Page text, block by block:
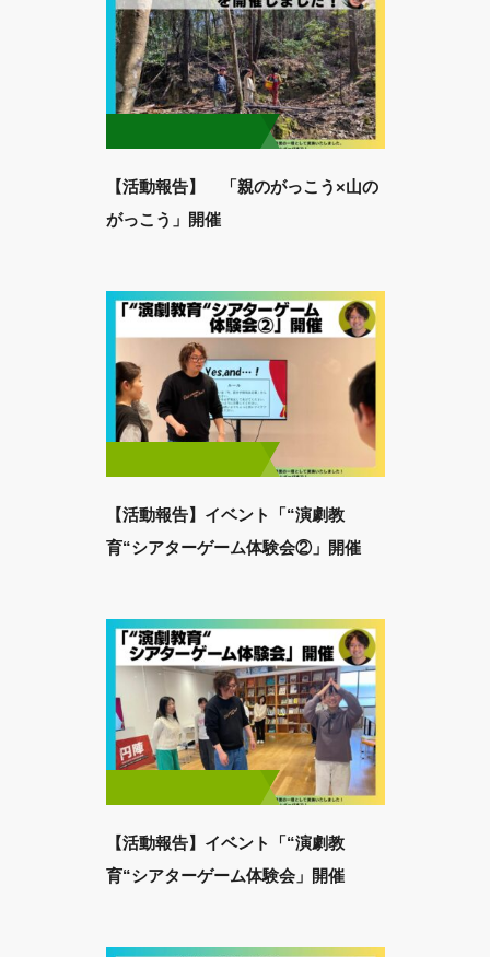
【活動報告】 「親のがっこう×山の
がっこう」開催
【活動報告】イベント「“演劇教
育“シアターゲーム体験会②」開催
【活動報告】イベント「“演劇教
育“シアターゲーム体験会」開催